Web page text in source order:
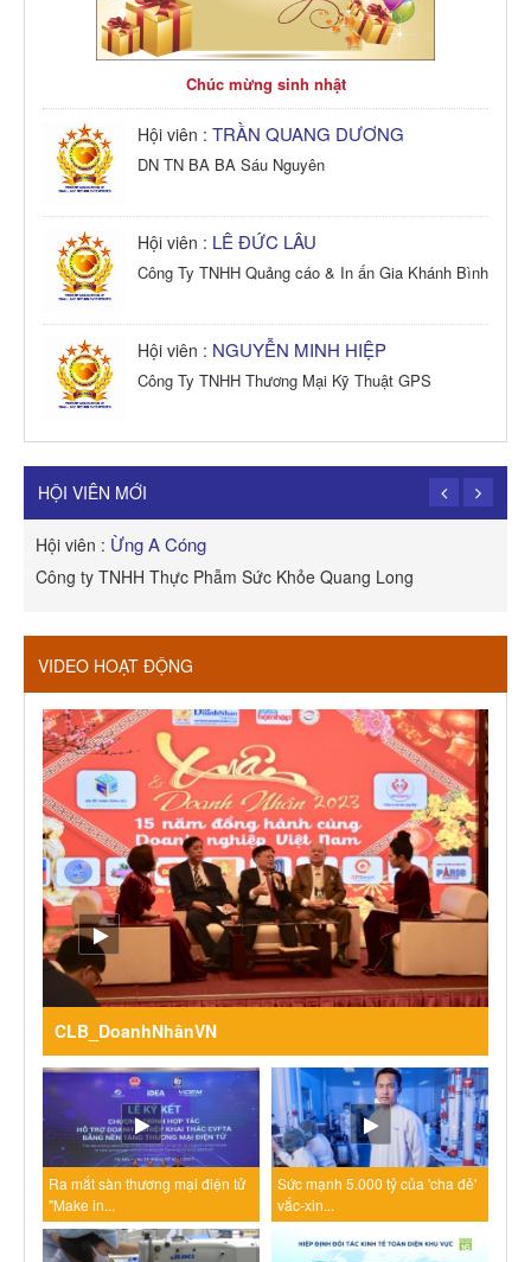
Chúc mừng sinh nhật
Hội viên : TRẦN QUANG DƯƠNG
DN TN BA BA Sáu Nguyên
Hội viên : LÊ ĐỨC LÂU
Công Ty TNHH Quảng cáo & In ấn Gia Khánh Bình
Hội viên : NGUYỄN MINH HIỆP
Công Ty TNHH Thương Mại Kỹ Thuật GPS
Công Ty TNHH Dịch vụ Cuộc Sống Hạnh Phúc
HỘI VIÊN MỚI
Hội viên : Ừng A Cóng
Công ty TNHH Thực Phẫm Sức Khỏe Quang Long
VIDEO HOẠT ĐỘNG
CLB_DoanhNhânVN
Ra mắt sàn thương mại điện tử
"Make in...
Sức mạnh 5.000 tỷ của 'cha đẻ'
vắc-xin...